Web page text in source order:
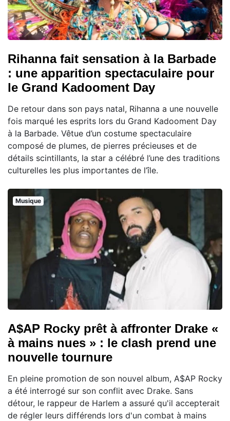
Rihanna fait sensation à la Barbade
: une apparition spectaculaire pour
le Grand Kadooment Day
De retour dans son pays natal, Rihanna a une nouvelle
fois marqué les esprits lors du Grand Kadooment Day
à la Barbade. Vêtue d’un costume spectaculaire
composé de plumes, de pierres précieuses et de
détails scintillants, la star a célébré l’une des traditions
culturelles les plus importantes de l’île.
Musique
A$AP Rocky prêt à affronter Drake «
à mains nues » : le clash prend une
nouvelle tournure
En pleine promotion de son nouvel album, A$AP Rocky
a été interrogé sur son conflit avec Drake. Sans
détour, le rappeur de Harlem a assuré qu'il accepterait
de régler leurs différends lors d'un combat à mains